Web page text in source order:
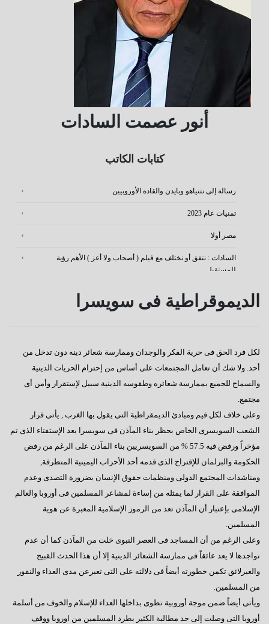
أنور عصمت السادات
كتابات الكاتب
رسالة إلى نتنياهو وبايدن والقادة الأوروبيين
تمنيات عام 2023
مصر أولا
السادات : نتفق أو نختلف مع فيلم ( أصحاب ولا أعز ) الأهم رؤية
للمستقبل
رسالة إلى النائب / على عبد العال
كورونا وأخواتها كشفوا هشاشة كيانات عربية كبرى
هذا هو المتوقع والمنتظر
إطلالة عام جديد
تغييب القوى الوطنية
هل يطول الإنتظار ؟
السادات : رحيل مرسى كشف عن آفة مجتمعية خطيرة
إيران - ماذا ننتظر؟
ماذا بعد الإستفتاء ؟
هل يفاجئنا الرئيس ؟
الديموقراطية فى سويسرا
لكل فرد الحق فى حرية الفكر والوجدان وممارسة شعائر دينه دون تدخل من
أحد. ولا شك أن تعامل المجتمعات على أساس من إحترام الحريات الدينية
والسماح للجميع بممارسة شعائره وطقوسه الدينية سبيل لإستقرار وأمن أى
مجتمع.
وعلى خلاف لكل قيم ومبادئ الديمقراطية التى يقول بها الغرب , يأتى قرار
الشعب السويسرى الخاص بحظر بناء المآذن فى سويسرا بعد الإستفتاء الذى تم
مؤخراً ورفض فيه 57.5 % من السويسريين بناء المآذن على الرغم من رفض
الحكومة والبرلمان للإقتراح الذى قدمه أحد الأحزاب اليمينية المتطرفة,
ومناشدات المجتمع الدولى ومنظمات حقوق الإنسان بضرورة التصدى وعدم
الموافقة على القرار لما يمثله من إساءة لمشاعر المسلمين فى أوروبا والعالم
الإسلامى بإعتبار أن المآذن تعد من الرموز الإسلامية المعبرة عن هوية
المسلمين.
وعلى الرغم من أن المساجد فى العصر النبوى خلت من المآذن كما أن عدم
تواجدها لا يعد عائقاً فى ممارسة الشعائر الدينية إلا أن هذا الحدث القبيح
والغيرلائق تكمن خطورته أيضاً فى دلالته على التى تعبرعن مدى العداء والنفور
من المسلمين.
ويأتى أيضاً ضمن موجة أوروبية تطوى بداخلها العداء للإسلام والخوف من أسلمة
أوروبا التى وصلت إلى حد مطالبة الكثير بطرد المسلمين من اوروبا ووقف